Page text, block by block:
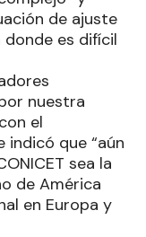
de ajuste
es difícil
nuestra
el
indicó que “aún
sea la
de América
en Europa y